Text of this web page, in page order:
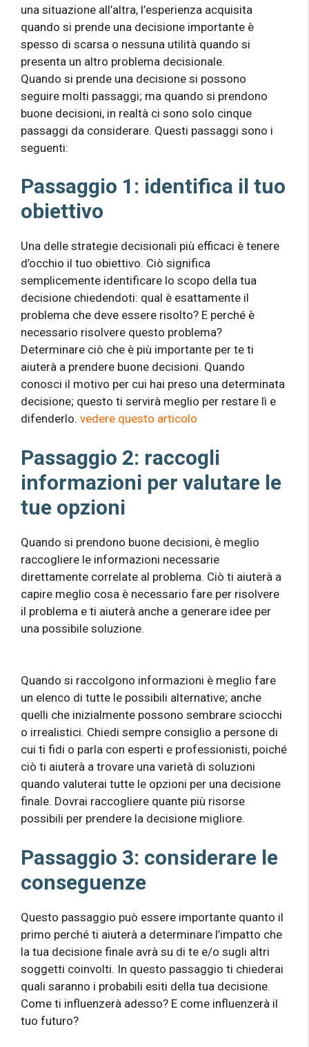
una situazione all’altra, l’esperienza acquisita
quando si prende una decisione importante è
spesso di scarsa o nessuna utilità quando si
presenta un altro problema decisionale.
Quando si prende una decisione si possono
seguire molti passaggi; ma quando si prendono
buone decisioni, in realtà ci sono solo cinque
passaggi da considerare. Questi passaggi sono i
seguenti:
Passaggio 1: identifica il tuo
obiettivo
Una delle strategie decisionali più efficaci è tenere
d’occhio il tuo obiettivo. Ciò significa
semplicemente identificare lo scopo della tua
decisione chiedendoti: qual è esattamente il
problema che deve essere risolto? E perché è
necessario risolvere questo problema?
Determinare ciò che è più importante per te ti
aiuterà a prendere buone decisioni. Quando
conosci il motivo per cui hai preso una determinata
decisione; questo ti servirà meglio per restare lì e
difenderlo. vedere questo articolo
Passaggio 2: raccogli
informazioni per valutare le
tue opzioni
Quando si prendono buone decisioni, è meglio
raccogliere le informazioni necessarie
direttamente correlate al problema. Ciò ti aiuterà a
capire meglio cosa è necessario fare per risolvere
il problema e ti aiuterà anche a generare idee per
una possibile soluzione.
Quando si raccolgono informazioni è meglio fare
un elenco di tutte le possibili alternative; anche
quelli che inizialmente possono sembrare sciocchi
o irrealistici. Chiedi sempre consiglio a persone di
cui ti fidi o parla con esperti e professionisti, poiché
ciò ti aiuterà a trovare una varietà di soluzioni
quando valuterai tutte le opzioni per una decisione
finale. Dovrai raccogliere quante più risorse
possibili per prendere la decisione migliore.
Passaggio 3: considerare le
conseguenze
Questo passaggio può essere importante quanto il
primo perché ti aiuterà a determinare l’impatto che
la tua decisione finale avrà su di te e/o sugli altri
soggetti coinvolti. In questo passaggio ti chiederai
quali saranno i probabili esiti della tua decisione.
Come ti influenzerà adesso? E come influenzerà il
tuo futuro?